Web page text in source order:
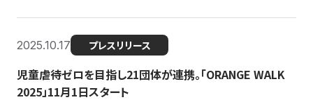
2025.10.17 プレスリリース
児童虐待ゼロを目指し21団体が連携。「ORANGE WALK
2025」11月1日スタート